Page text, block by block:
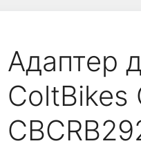
Адаптер
ColtBikes